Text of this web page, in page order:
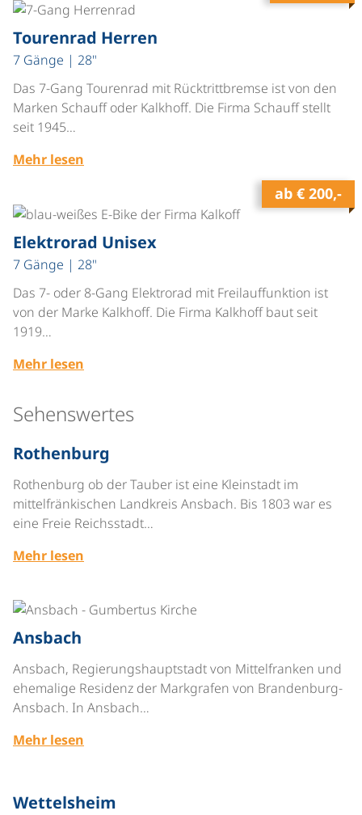
Tourenrad Herren
7 Gänge | 28"
Das 7-Gang Tourenrad mit Rücktrittbremse ist von den
Marken Schauff oder Kalkhoff. Die Firma Schauff stellt
seit 1945…
Mehr lesen
ab € 200,-
Elektrorad Unisex
7 Gänge | 28"
Das 7- oder 8-Gang Elektrorad mit Freilauffunktion ist
von der Marke Kalkhoff. Die Firma Kalkhoff baut seit
1919…
Mehr lesen
Sehenswertes
Rothenburg
Rothenburg ob der Tauber ist eine Kleinstadt im
mittelfränkischen Landkreis Ansbach. Bis 1803 war es
eine Freie Reichsstadt…
Mehr lesen
Ansbach
Ansbach, Regierungshauptstadt von Mittelfranken und
ehemalige Residenz der Markgrafen von Brandenburg-
Ansbach. In Ansbach…
Mehr lesen
Wettelsheim